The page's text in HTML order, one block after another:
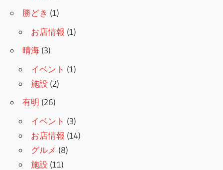
勝どき (1)
お店情報 (1)
晴海 (3)
イベント (1)
施設 (2)
有明 (26)
イベント (3)
お店情報 (14)
グルメ (8)
施設 (11)